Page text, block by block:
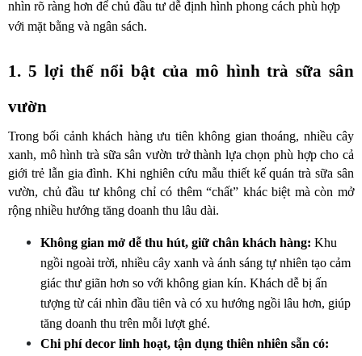
nhìn rõ ràng hơn để chủ đầu tư dễ định hình phong cách phù hợp
với mặt bằng và ngân sách.
1. 5 lợi thế nổi bật của mô hình trà sữa sân
vườn
Trong bối cảnh khách hàng ưu tiên không gian thoáng, nhiều cây
xanh, mô hình trà sữa sân vườn trở thành lựa chọn phù hợp cho cả
giới trẻ lẫn gia đình. Khi nghiên cứu mẫu thiết kế quán trà sữa sân
vườn, chủ đầu tư không chỉ có thêm “chất” khác biệt mà còn mở
rộng nhiều hướng tăng doanh thu lâu dài.
Không gian mở dễ thu hút, giữ chân khách hàng: Khu
ngồi ngoài trời, nhiều cây xanh và ánh sáng tự nhiên tạo cảm
giác thư giãn hơn so với không gian kín. Khách dễ bị ấn
tượng từ cái nhìn đầu tiên và có xu hướng ngồi lâu hơn, giúp
tăng doanh thu trên mỗi lượt ghé.
Chi phí decor linh hoạt, tận dụng thiên nhiên sẵn có: